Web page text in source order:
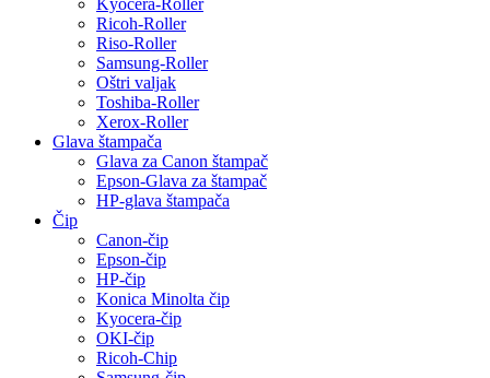
Ricoh-Roller
Riso-Roller
Samsung-Roller
Oštri valjak
Toshiba-Roller
Xerox-Roller
Glava štampača
Glava za Canon štampač
Epson-Glava za štampač
HP-glava štampača
Čip
Canon-čip
Epson-čip
HP-čip
Konica Minolta čip
Kyocera-čip
OKI-čip
Ricoh-Chip